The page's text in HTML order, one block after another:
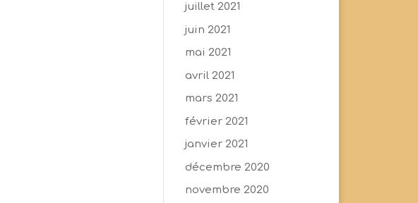
juillet 2021
juin 2021
mai 2021
avril 2021
mars 2021
février 2021
janvier 2021
décembre 2020
novembre 2020